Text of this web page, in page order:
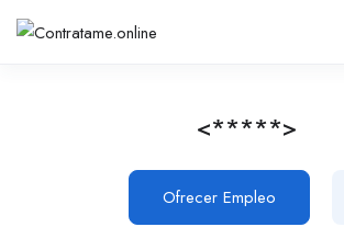
<*****>
Ofrecer Empleo